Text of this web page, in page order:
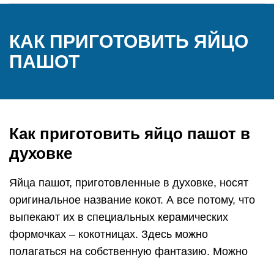
КАК ПРИГОТОВИТЬ ЯЙЦО
ПАШОТ
Как приготовить яйцо пашот в
духовке
Яйца пашот, приготовленные в духовке, носят
оригинальное название кокот. А все потому, что
выпекают их в специальных керамических
формочках – кокотницах. Здесь можно
полагаться на собственную фантазию. Можно